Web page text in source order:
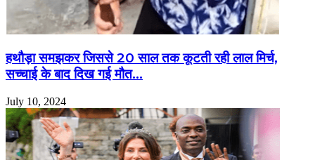
हथौड़ा समझकर जिससे 20 साल तक कूटती रही लाल मिर्च,
सच्चाई के बाद दिख गई मौत…
July 10, 2024